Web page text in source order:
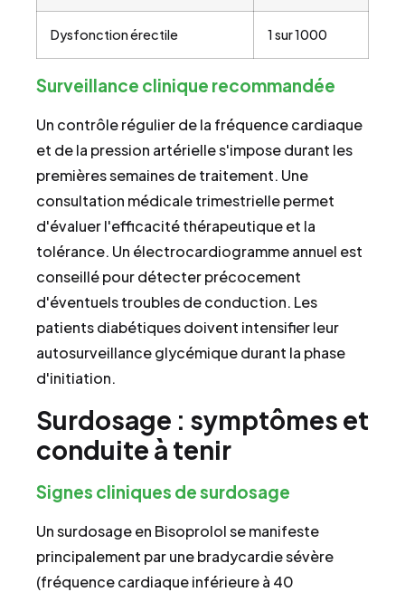
Dysfonction érectile 1 sur 1000
Surveillance clinique recommandée
Un contrôle régulier de la fréquence cardiaque
et de la pression artérielle s'impose durant les
premières semaines de traitement. Une
consultation médicale trimestrielle permet
d'évaluer l'efficacité thérapeutique et la
tolérance. Un électrocardiogramme annuel est
conseillé pour détecter précocement
d'éventuels troubles de conduction. Les
patients diabétiques doivent intensifier leur
autosurveillance glycémique durant la phase
d'initiation.
Surdosage : symptômes et
conduite à tenir
Signes cliniques de surdosage
Un surdosage en Bisoprolol se manifeste
principalement par une bradycardie sévère
(fréquence cardiaque inférieure à 40